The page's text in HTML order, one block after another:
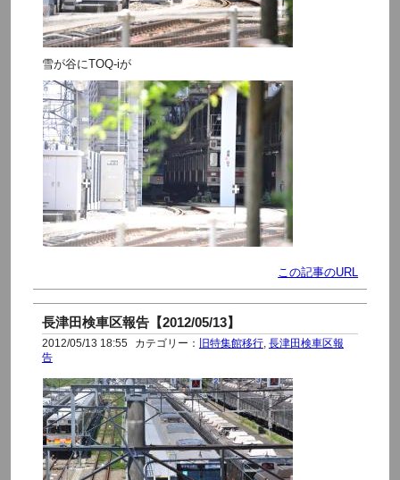
雪が谷にTOQ-iが
この記事のURL
長津田検車区報告【2012/05/13】
2012/05/13 18:55 カテゴリー： 旧特集館移行, 長津田検車区報
告